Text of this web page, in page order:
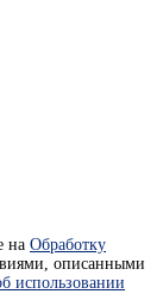
на Обработку
описанными
использовании